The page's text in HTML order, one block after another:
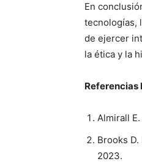
En
tecnologías,
de ejercer
la ética y la
Almirall
Brooks
2023.